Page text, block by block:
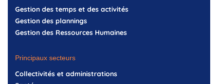
Gestion des temps et des activités
Gestion des plannings
Gestion des Ressources Humaines
Principaux secteurs
Collectivités et administrations